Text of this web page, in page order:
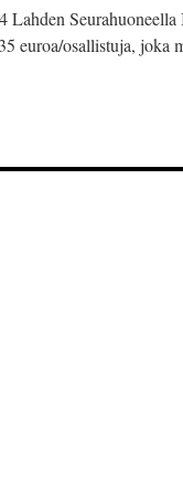
euroa/osallistuja,